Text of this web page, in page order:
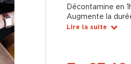
Décontamine en
Augmente la
Lire la suite